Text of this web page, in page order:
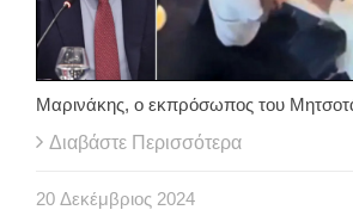
Μαρινάκης, ο εκπρόσωπος του
Διαβάστε Περισσότερα
20 Δεκέμβριος 2024